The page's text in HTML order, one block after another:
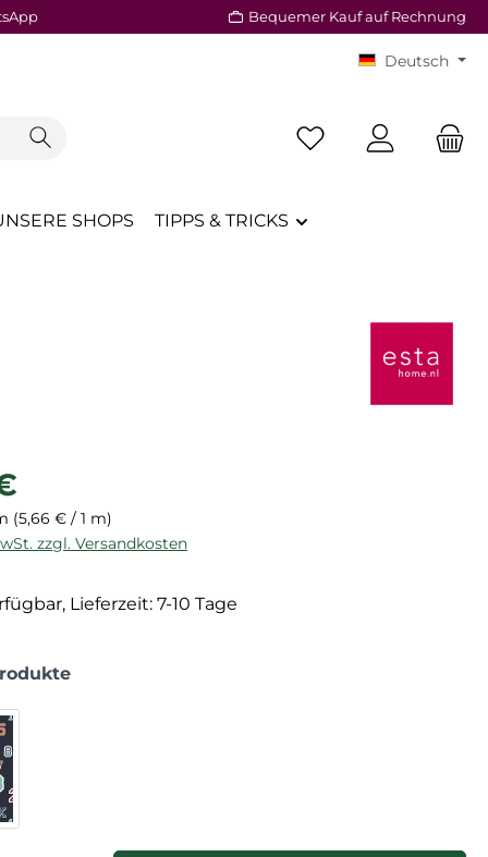
Bequemer Kauf auf Rechnung
Deutsch
Du hast 0 Produkte
SHOPS TIPPS & TRICKS
(5,66 € / 1 m)
zzgl. Versandkosten
Lieferzeit: 7-10 Tage